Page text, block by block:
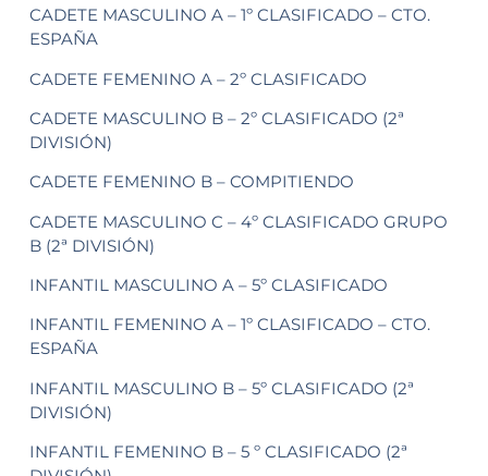
CADETE MASCULINO A – 1º CLASIFICADO – CTO.
ESPAÑA
CADETE FEMENINO A – 2º CLASIFICADO
CADETE MASCULINO B – 2º CLASIFICADO (2ª
DIVISIÓN)
CADETE FEMENINO B – COMPITIENDO
CADETE MASCULINO C – 4º CLASIFICADO GRUPO
B (2ª DIVISIÓN)
INFANTIL MASCULINO A – 5º CLASIFICADO
INFANTIL FEMENINO A – 1º CLASIFICADO – CTO.
ESPAÑA
INFANTIL MASCULINO B – 5º CLASIFICADO (2ª
DIVISIÓN)
INFANTIL FEMENINO B – 5 º CLASIFICADO (2ª